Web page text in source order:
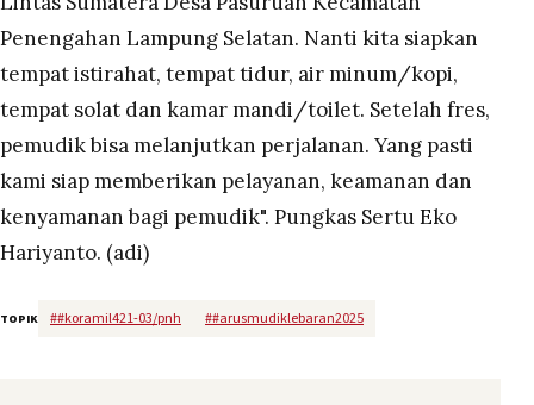
Penengahan Lampung Selatan. Nanti kita siapkan
tempat istirahat, tempat tidur, air minum/kopi,
tempat solat dan kamar mandi/toilet. Setelah fres,
pemudik bisa melanjutkan perjalanan. Yang pasti
kami siap memberikan pelayanan, keamanan dan
kenyamanan bagi pemudik". Pungkas Sertu Eko
Hariyanto. (adi)
TOPIK ##koramil421-03/pnh ##arusmudiklebaran2025